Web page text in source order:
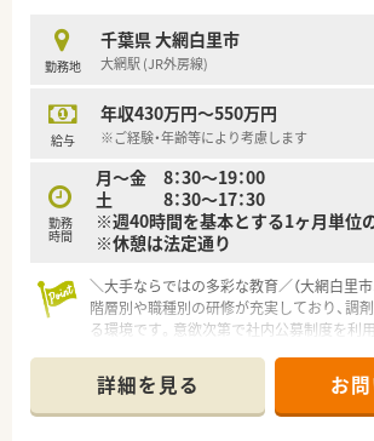
が整っており、専門性を高めながら着実に
す。
■ボトムアップの社風があり、しっかりと
【こんな方が活躍中】
り地域の患者様と深い信頼関係を築いてい
す。
■会社の資格取得支援制度や豊富な研修プ
認定薬剤師を取得し、より専門性の高い服
■従業員ファーストの柔軟な勤務制度を利用
ステージの変化に合わせて仕事と家庭を両
躍中です。
勤務地
千葉県 大網白里市
大網駅 (JR外房線)
給与
年収430万円～550万円
※ご経験・年齢等により考慮します
勤務
時間
月～金 8：30～19：00
土 8：30～17：30
※週40時間を基本とする1ヶ月単位
※休憩は法定通り
＼大手ならではの多彩な教育／（大網白里市
階層別や職種別の研修が充実しており、調
る環境です。意欲次第で社内公募制度を利
＊------------------------------------------＊
【店舗情報と応需状況について】
詳細を見る お